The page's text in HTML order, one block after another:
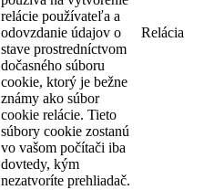
relácie používateľa a
odovzdanie údajov o
stave prostredníctvom
dočasného súboru
cookie, ktorý je bežne
známy ako súbor
cookie relácie. Tieto
súbory cookie zostanú
vo vašom počítači iba
dovtedy, kým
nezatvoríte prehliadač.
Relácia